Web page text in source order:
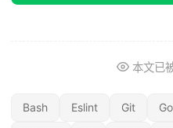
本文已
Bash Eslint Git